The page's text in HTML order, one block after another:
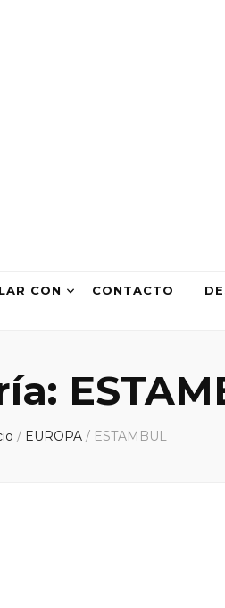
CON CONTACTO
/ EUROPA / ESTAMBUL